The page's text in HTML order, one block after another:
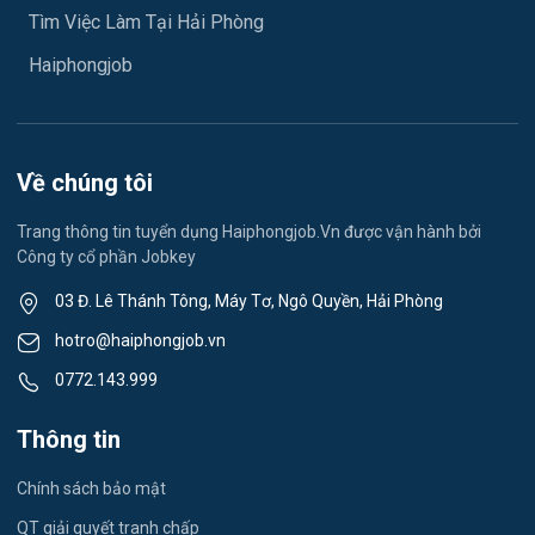
May mặc
Lái xe
Tiếng Nhật
Du lịch
Công nhân
Việc làm Hải Dương
Việc làm Nam Đồng
Việc làm Tân Hưng
Việc làm Ái Quốc
Tìm Việc Làm Tại Hải Phòng
Haiphongjob
Về chúng tôi
Trang thông tin tuyển dụng Haiphongjob.Vn được vận hành bởi
Công ty cổ phần Jobkey
03 Đ. Lê Thánh Tông, Máy Tơ, Ngô Quyền, Hải Phòng
hotro@haiphongjob.vn
0772.143.999
Thông tin
Chính sách bảo mật
QT giải quyết tranh chấp